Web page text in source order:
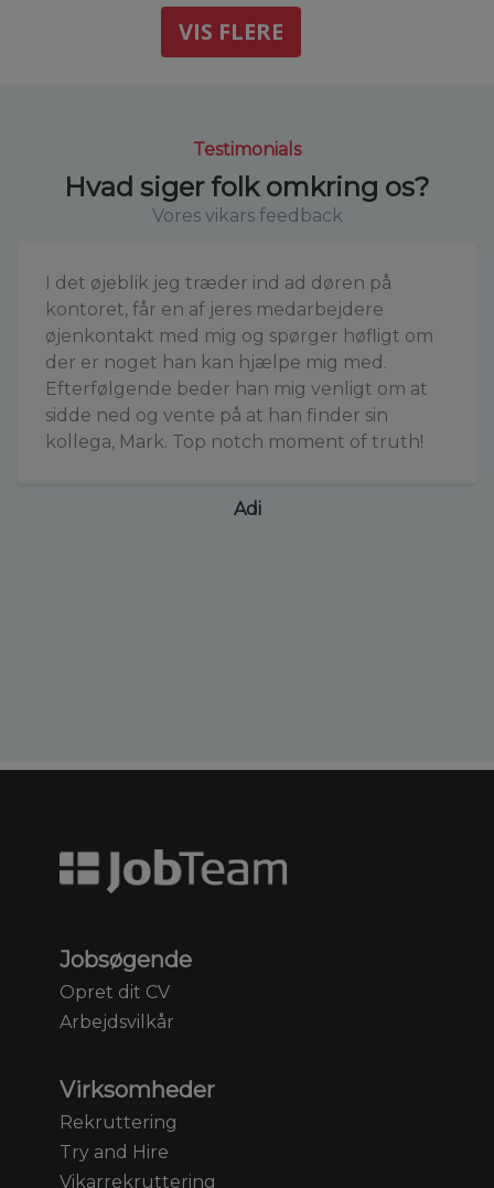
VIS FLERE
Testimonials
Hvad siger folk omkring os?
Vores vikars feedback
I det øjeblik jeg træder ind ad døren på
kontoret, får en af jeres medarbejdere
øjenkontakt med mig og spørger høfligt om
der er noget han kan hjælpe mig med.
Efterfølgende beder han mig venligt om at
sidde ned og vente på at han finder sin
kollega, Mark. Top notch moment of truth!
Adi
Jobsøgende
Opret dit CV
Arbejdsvilkår
Virksomheder
Rekruttering
Try and Hire
Vikarrekruttering